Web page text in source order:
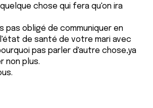
chose qui fera qu'on ira
pas obligé de communiquer en
de santé de votre mari avec
pas parler d'autre chose,ya
non plus.